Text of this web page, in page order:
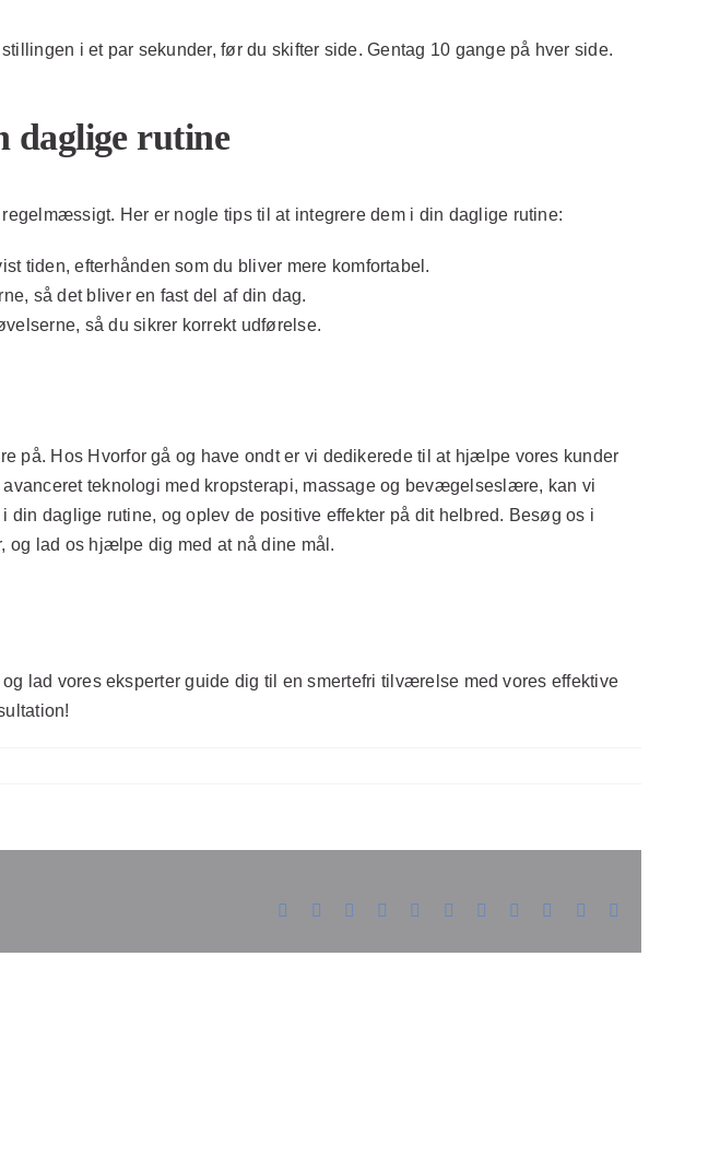
i et par sekunder, før du skifter side. Gentag 10 gange på hver side.
daglige rutine
Her er nogle tips til at integrere dem i din daglige rutine:
tiden, efterhånden som du bliver mere komfortabel.
så det bliver en fast del af din dag.
så du sikrer korrekt udførelse.
på. Hos Hvorfor gå og have ondt er vi dedikerede til at hjælpe vores kunder
teknologi med kropsterapi, massage og bevægelseslære, kan vi
daglige rutine, og oplev de positive effekter på dit helbred. Besøg os i
og lad os hjælpe dig med at nå dine mål.
lad vores eksperter guide dig til en smertefri tilværelse med vores effektive
Facebook Reddit LinkedInWhatsAppTelegram
TumblrPinterest Xing